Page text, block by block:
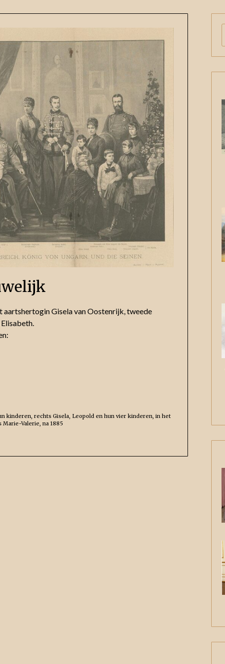
Gisela van Oostenrijk, tweede
kinderen, rechts Gisela, Leopold en hun vier kinderen, in het
Valerie, na 1885